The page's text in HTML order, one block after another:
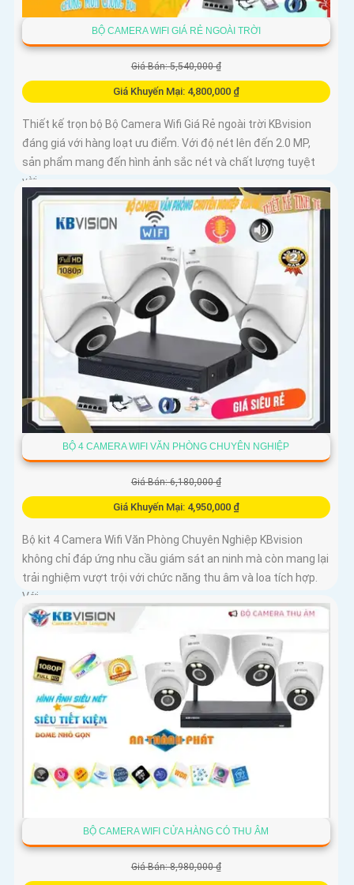
BỘ CAMERA WIFI GIÁ RẺ NGOÀI TRỜI
Giá Bán: 5,540,000 ₫
Giá Khuyến Mại: 4,800,000 ₫
Thiết kế trọn bộ Bộ Camera Wifi Giá Rẻ ngoài trời KBvision
đáng giá với hàng loạt ưu điểm. Với độ nét lên đến 2.0 MP,
sản phẩm mang đến hình ảnh sắc nét và chất lượng tuyệt
vời
BỘ 4 CAMERA WIFI VĂN PHÒNG CHUYÊN NGHIỆP
Giá Bán: 6,180,000 ₫
Giá Khuyến Mại: 4,950,000 ₫
Bộ kit 4 Camera Wifi Văn Phòng Chuyên Nghiệp KBvision
không chỉ đáp ứng nhu cầu giám sát an ninh mà còn mang lại
trải nghiệm vượt trội với chức năng thu âm và loa tích hợp.
Với...
BỘ CAMERA WIFI CỬA HÀNG CÓ THU ÂM
Giá Bán: 8,980,000 ₫